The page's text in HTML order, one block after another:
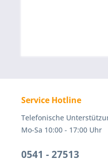
Service Hotline
Telefonische
Mo-Sa 10:00 - 17:00 Uhr
0541 - 27513